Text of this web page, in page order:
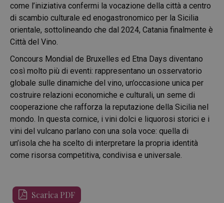
come l’iniziativa confermi la vocazione della città a centro
di scambio culturale ed enogastronomico per la Sicilia
orientale, sottolineando che dal 2024, Catania finalmente è
Città del Vino.
Concours Mondial de Bruxelles ed Etna Days diventano
così molto più di eventi: rappresentano un osservatorio
globale sulle dinamiche del vino, un’occasione unica per
costruire relazioni economiche e culturali, un seme di
cooperazione che rafforza la reputazione della Sicilia nel
mondo. In questa cornice, i vini dolci e liquorosi storici e i
vini del vulcano parlano con una sola voce: quella di
un’isola che ha scelto di interpretare la propria identità
come risorsa competitiva, condivisa e universale.
Scarica PDF